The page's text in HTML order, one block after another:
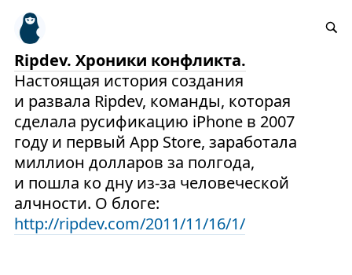
Ripdev. Хроники конфликта.
Настоящая история создания
и развала Ripdev, команды, которая
сделала русификацию iPhone в 2007
году и первый App Store, заработала
миллион долларов за полгода,
и пошла ко дну из-за человеческой
алчности. О блоге:
http://ripdev.com/2011/11/16/1/